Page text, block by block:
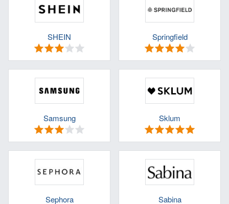
SHEIN Springfield
Samsung Sklum
Sephora Sabina